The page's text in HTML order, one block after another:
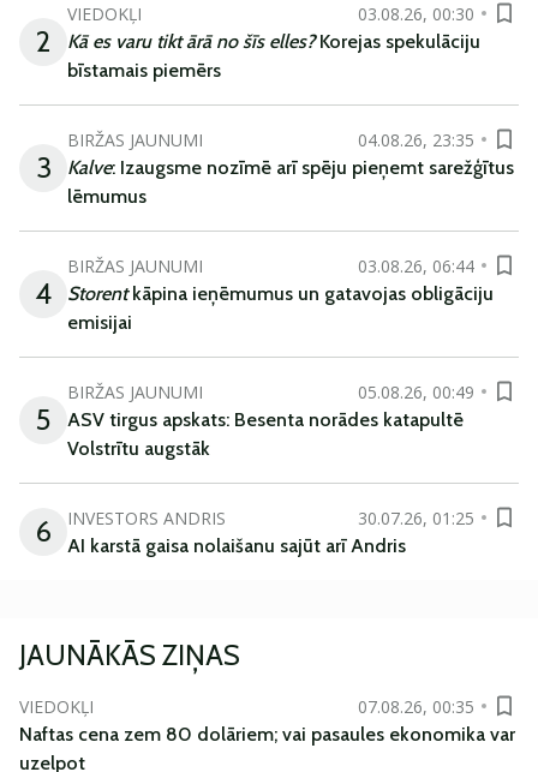
2
VIEDOKĻI
03.08.26, 00:30
Kā es varu tikt ārā no šīs elles?Korejas spekulāciju
bīstamais piemērs
3
BIRŽAS JAUNUMI
04.08.26, 23:35
Kalve: Izaugsme nozīmē arī spēju pieņemt sarežģītus
lēmumus
4
BIRŽAS JAUNUMI
03.08.26, 06:44
Storentkāpina ieņēmumus un gatavojas obligāciju
emisijai
5
BIRŽAS JAUNUMI
05.08.26, 00:49
ASV tirgus apskats: Besenta norādes katapultē
Volstrītu augstāk
6 INVESTORS ANDRIS
30.07.26, 01:25
AI karstā gaisa nolaišanu sajūt arī Andris
JAUNĀKĀS ZIŅAS
VIEDOKĻI
07.08.26, 00:35
Naftas cena zem 80 dolāriem; vai pasaules ekonomika var
uzelpot